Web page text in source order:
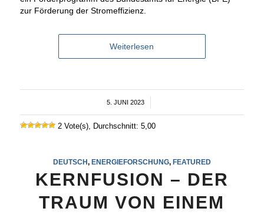
zur Förderung der Stromeffizienz.
Weiterlesen
5. JUNI 2023
/
2 Vote(s), Durchschnitt: 5,00
DEUTSCH, ENERGIEFORSCHUNG, FEATURED
KERNFUSION – DER
TRAUM VON EINEM